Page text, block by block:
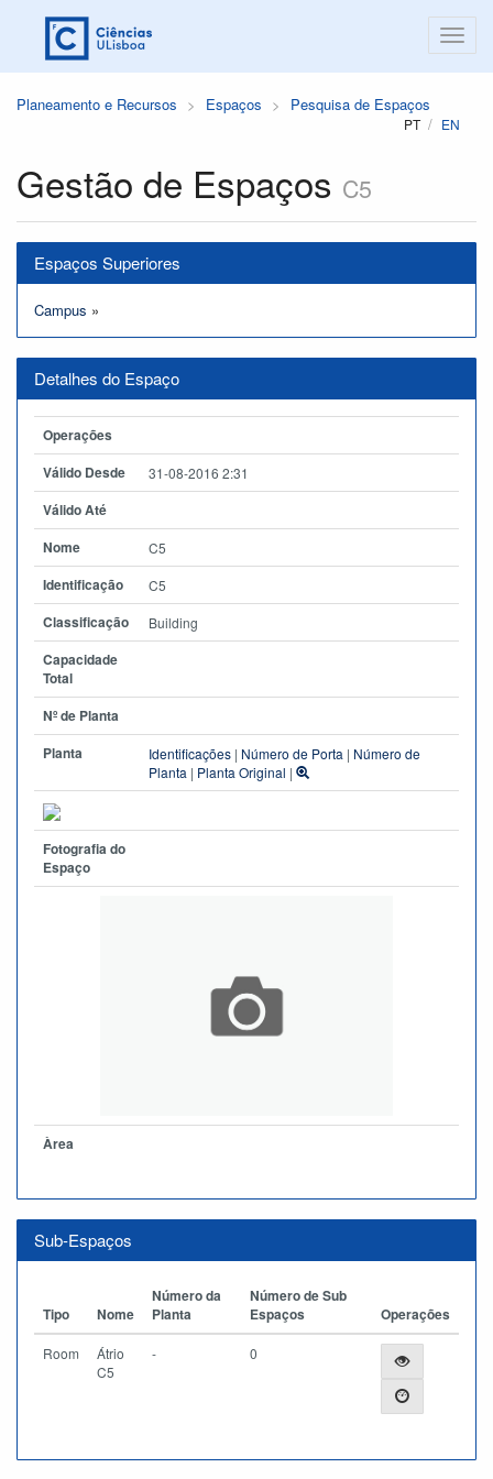
Planeamento e Recursos Espaços Pesquisa de Espaços
PT EN
Gestão de Espaços C5
Espaços Superiores
Campus »
Detalhes do Espaço
Operações
Válido Desde
31-08-2016 2:31
Válido Até
Nome
C5
Identificação C5
Classificação Building
Capacidade
Total
Nº de Planta
Planta
Identificações | Número de Porta | Número de
Planta | Planta Original |
Fotografia do
Espaço
Àrea
Sub-Espaços
Tipo Nome
Número da
Planta
Número de Sub
Espaços
Operações
Room
Átrio
C5
- 0